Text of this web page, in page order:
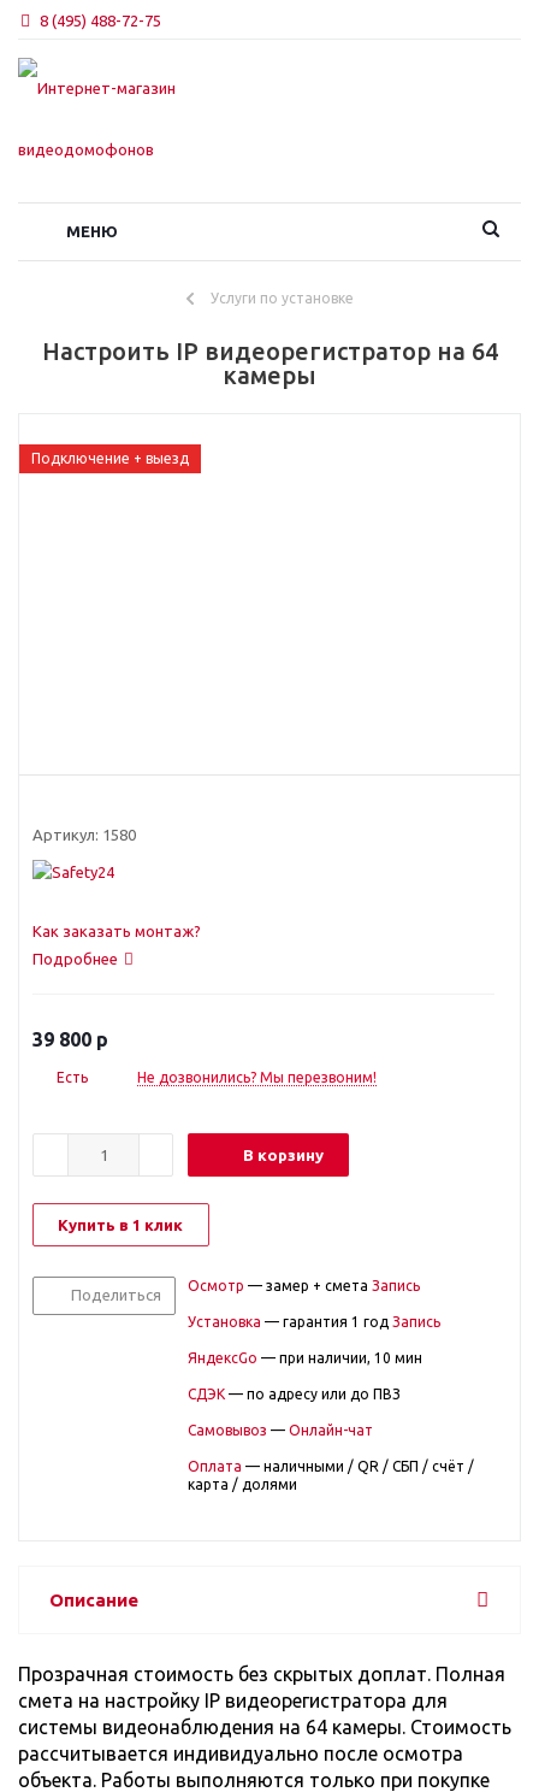
8 (495) 488-72-75
МЕНЮ
Услуги по установке
Настроить IP видеорегистратор на 64
камеры
Подключение + выезд
Артикул: 1580
Как заказать монтаж?
Подробнее
39 800 р
Есть Не дозвонились? Мы перезвоним!
В корзину
Купить в 1 клик
Поделиться
Осмотр — замер + смета Запись
Установка — гарантия 1 год Запись
ЯндексGo — при наличии, 10 мин
СДЭК — по адресу или до ПВЗ
Самовывоз — Онлайн-чат
Оплата — наличными / QR / СБП / счёт /
карта / долями
Описание
Прозрачная стоимость без скрытых доплат. Полная
смета на настройку IP видеорегистратора для
системы видеонаблюдения на 64 камеры. Стоимость
рассчитывается индивидуально после осмотра
объекта. Работы выполняются только при покупке